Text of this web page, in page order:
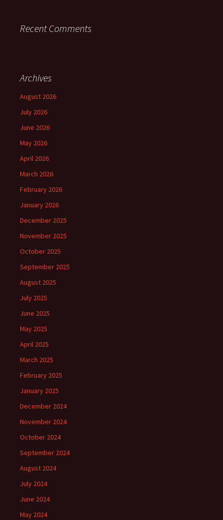
Recent Comments
Archives
August 2026
July 2026
June 2026
May 2026
April 2026
March 2026
February 2026
January 2026
December 2025
November 2025
October 2025
September 2025
August 2025
July 2025
June 2025
May 2025
April 2025
March 2025
February 2025
January 2025
December 2024
November 2024
October 2024
September 2024
August 2024
July 2024
June 2024
May 2024